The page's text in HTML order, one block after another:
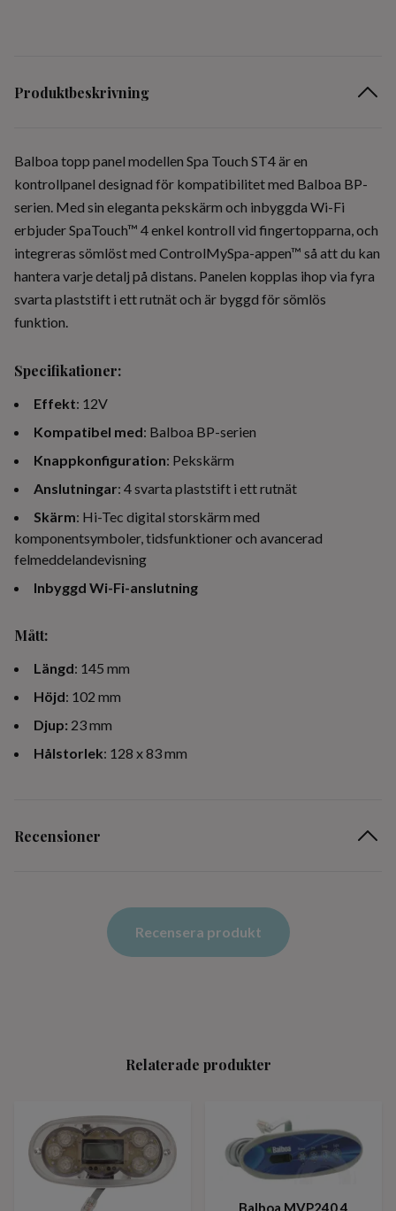
Produktbeskrivning
Balboa topp panel modellen Spa Touch ST4 är en
kontrollpanel designad för kompatibilitet med Balboa BP-
serien. Med sin eleganta pekskärm och inbyggda Wi-Fi
erbjuder SpaTouch™ 4 enkel kontroll vid fingertopparna, och
integreras sömlöst med ControlMySpa-appen™ så att du kan
hantera varje detalj på distans. Panelen kopplas ihop via fyra
svarta plaststift i ett rutnät och är byggd för sömlös
funktion.
Specifikationer:
Effekt: 12V
Kompatibel med: Balboa BP-serien
Knappkonfiguration: Pekskärm
Anslutningar: 4 svarta plaststift i ett rutnät
Skärm: Hi-Tec digital storskärm med
komponentsymboler, tidsfunktioner och avancerad
felmeddelandevisning
Inbyggd Wi-Fi-anslutning
Mått:
Längd: 145 mm
Höjd: 102 mm
Djup: 23 mm
Hålstorlek: 128 x 83 mm
Recensioner
Recensera produkt
Relaterade produkter
Balboa MVP240 4